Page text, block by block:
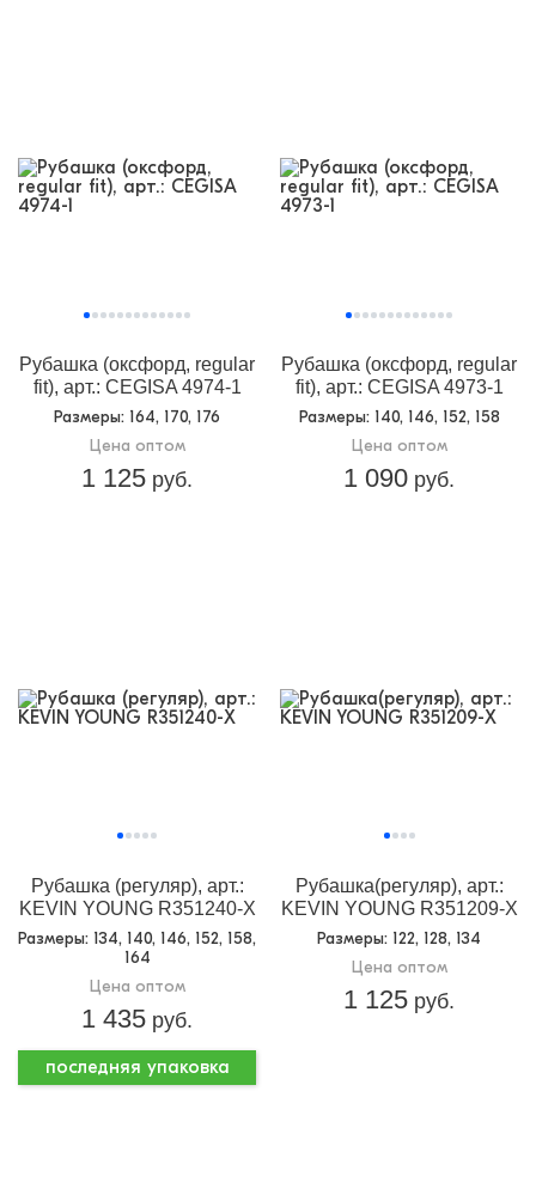
Рубашка (оксфорд, regular
fit), арт.: CEGISA 4974-1
Размеры: 164, 170, 176
Цена оптом
1 125 руб.
Рубашка (оксфорд, regular
fit), арт.: CEGISA 4973-1
Размеры: 140, 146, 152, 158
Цена оптом
1 090 руб.
Рубашка (регуляр), арт.:
KEVIN YOUNG R351240-X
Размеры: 134, 140, 146, 152, 158,
164
Цена оптом
1 435 руб.
Рубашка(регуляр), арт.:
KEVIN YOUNG R351209-X
Размеры: 122, 128, 134
Цена оптом
1 125 руб.
последняя упаковка